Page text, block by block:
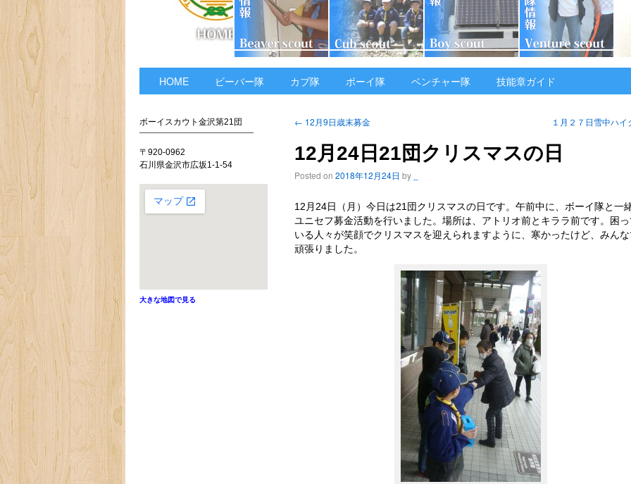
HOME ビーバー隊 カブ隊 ボーイ隊 ベンチャー隊 技能章ガイド
ボーイスカウト金沢第21団
〒920-0962
石川県金沢市広坂1-1-54
大きな地図で見る
← 12月9日歳末募金 １月２７日雪中ハ
12月24日21団クリスマスの日
Posted on 2018年12月24日 by
12月24日（月）今日は21団クリスマスの日です。午前中に、ボーイ隊と一
ユニセフ募金活動を行いました。場所は、アトリオ前とキララ前です。困
いる人々が笑顔でクリスマスを迎えられますように、寒かったけど、みん
頑張りました。